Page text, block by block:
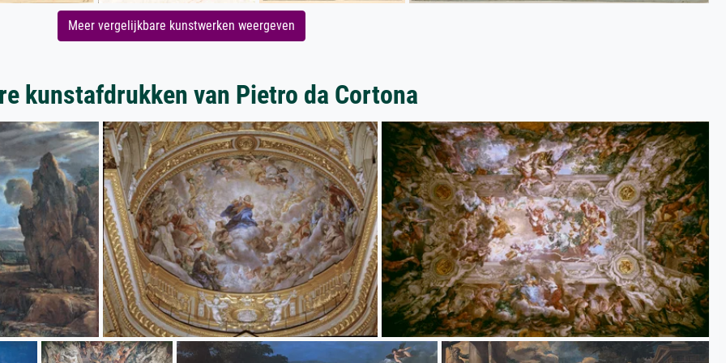
Meer vergelijkbare kunstwerken weergeven
kunstafdrukken van Pietro da Cortona